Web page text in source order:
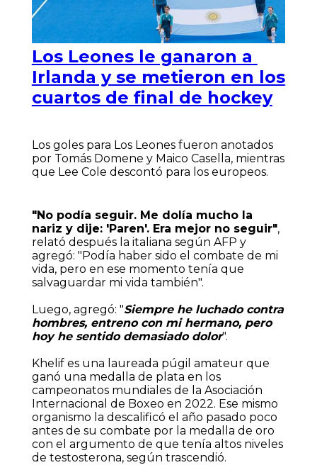
Los Leones le ganaron a
Irlanda y se metieron en los
cuartos de final de hockey
Los goles para Los Leones fueron anotados
por Tomás Domene y Maico Casella, mientras
que Lee Cole descontó para los europeos.
"No podía seguir. Me dolía mucho la
nariz y dije: 'Paren'. Era mejor no seguir",
relató después la italiana según AFP y
agregó: "Podía haber sido el combate de mi
vida, pero en ese momento tenía que
salvaguardar mi vida también".
Luego, agregó: "Siempre he luchado contra
hombres, entreno con mi hermano, pero
hoy he sentido demasiado dolor".
Khelif es una laureada púgil amateur que
ganó una medalla de plata en los
campeonatos mundiales de la Asociación
Internacional de Boxeo en 2022. Ese mismo
organismo la descalificó el año pasado poco
antes de su combate por la medalla de oro
con el argumento de que tenía altos niveles
de testosterona, según trascendió.